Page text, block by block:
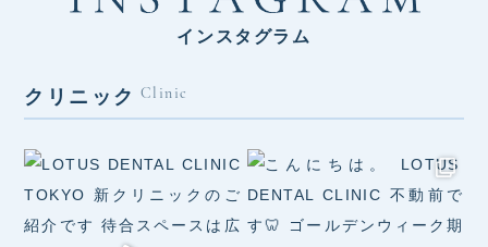
インスタグラム
クリニック